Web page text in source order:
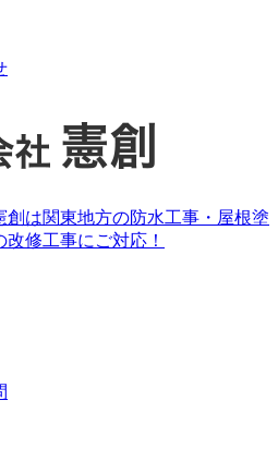
は関東地方の防水工事・屋根塗
修工事にご対応！